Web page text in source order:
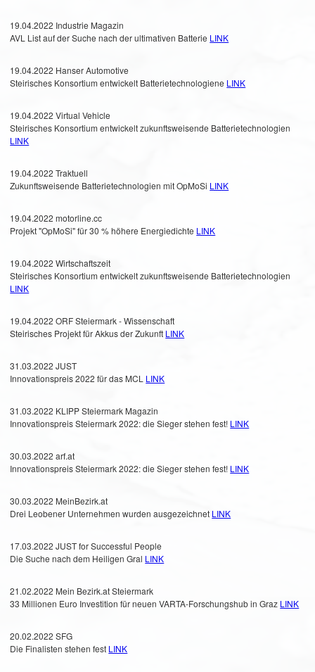
19.04.2022 Industrie Magazin
AVL List auf der Suche nach der ultimativen Batterie LINK
19.04.2022 Hanser Automotive
Steirisches Konsortium entwickelt Batterietechnologiene LINK
19.04.2022 Virtual Vehicle
Steirisches Konsortium entwickelt zukunftsweisende Batterietechnologien
LINK
19.04.2022 Traktuell
Zukunftsweisende Batterietechnologien mit OpMoSi LINK
19.04.2022 motorline.cc
Projekt "OpMoSi" für 30 % höhere Energiedichte LINK
19.04.2022 Wirtschaftszeit
Steirisches Konsortium entwickelt zukunftsweisende Batterietechnologien
LINK
19.04.2022 ORF Steiermark - Wissenschaft
Steirisches Projekt für Akkus der Zukunft LINK
31.03.2022 JUST
Innovationspreis 2022 für das MCL LINK
31.03.2022 KLIPP Steiermark Magazin
Innovationspreis Steiermark 2022: die Sieger stehen fest! LINK
30.03.2022 arf.at
Innovationspreis Steiermark 2022: die Sieger stehen fest! LINK
30.03.2022 MeinBezirk.at
Drei Leobener Unternehmen wurden ausgezeichnet LINK
17.03.2022 JUST for Successful People
Die Suche nach dem Heiligen Gral LINK
21.02.2022 Mein Bezirk.at Steiermark
33 Millionen Euro Investition für neuen VARTA-Forschungshub in Graz LINK
20.02.2022 SFG
Die Finalisten stehen fest LINK